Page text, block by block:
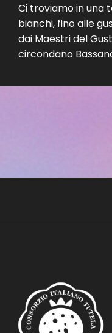
Ci troviamo in una
bianchi, fino alle
dai Maestri del
circondano